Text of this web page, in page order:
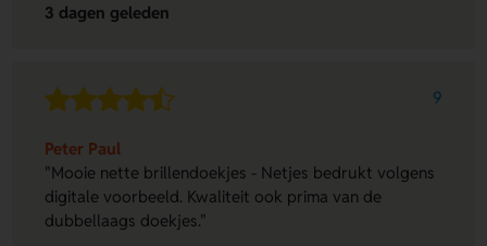
3 dagen geleden
9
Peter Paul
"Mooie nette brillendoekjes - Netjes bedrukt volgens
digitale voorbeeld. Kwaliteit ook prima van de
dubbellaags doekjes."